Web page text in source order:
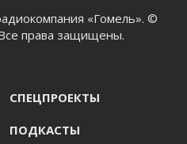
«Гомель». ©
права защищены.
СПЕЦПРОЕКТЫ
ПОДКАСТЫ